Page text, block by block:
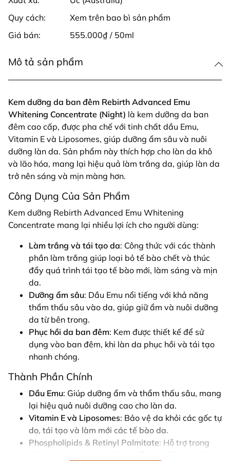
Quy cách:
Xem trên bao bì sản phẩm
Giá bán:
555.000₫ / 50ml
Mô tả sản phẩm
Kem dưỡng da ban đêm Rebirth Advanced Emu
Whitening Concentrate (Night) là kem dưỡng da ban
đêm cao cấp, được pha chế với tinh chất dầu Emu,
Vitamin E và Liposomes, giúp dưỡng ẩm sâu và nuôi
dưỡng làn da. Sản phẩm này thích hợp cho làn da khô
và lão hóa, mang lại hiệu quả làm trắng da, giúp làn da
trở nên sáng và mịn màng hơn.
Công Dụng Của Sản Phẩm
Kem dưỡng Rebirth Advanced Emu Whitening
Concentrate mang lại nhiều lợi ích cho người dùng:
Làm trắng và tái tạo da: Công thức với các thành
phần làm trắng giúp loại bỏ tế bào chết và thúc
đẩy quá trình tái tạo tế bào mới, làm sáng và mịn
da.
Dưỡng ẩm sâu: Dầu Emu nổi tiếng với khả năng
thẩm thấu sâu vào da, giúp giữ ẩm và nuôi dưỡng
da từ bên trong.
Phục hồi da ban đêm: Kem được thiết kế để sử
dụng vào ban đêm, khi làn da phục hồi và tái tạo
nhanh chóng.
Thành Phần Chính
Dầu Emu: Giúp dưỡng ẩm và thẩm thấu sâu, mang
lại hiệu quả nuôi dưỡng cao cho làn da.
Vitamin E và Liposomes: Bảo vệ da khỏi các gốc tự
do, tái tạo và làm mới các tế bào da.
Phospholipids & Retinyl Palmitate: Hỗ trợ trong
việc làm sáng da và giảm thiểu các dấu hiệu lão